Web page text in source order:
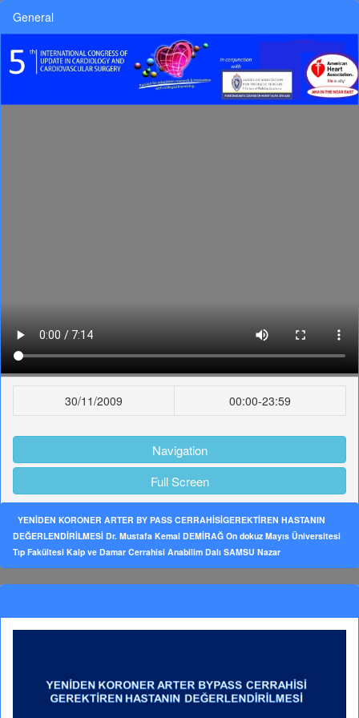
General
30/11/2009 00:00-23:59
Navigation
Full Screen
YENİDEN KORONER ARTER BY PASS CERRAHİSİGEREKTİREN HASTANIN
DEĞERLENDİRİLMESİ Dr. Mustafa Kemal DEMİRAĞ On dokuz Mayıs Üniversitesi
Tıp Fakültesi Kalp ve Damar Cerrahisi Anabilim Dalı SAMSU Nazar